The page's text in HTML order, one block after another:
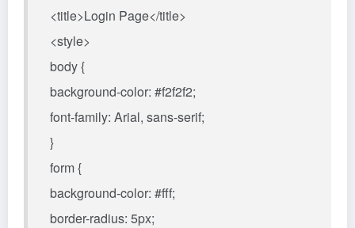
<title>Login Page</title>
<style>
body {
background-color: #f2f2f2;
font-family: Arial, sans-serif;
}
form {
background-color: #fff;
border-radius: 5px;